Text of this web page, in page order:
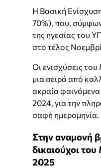
Η Βασική
70%), που,
της ηγεσίας του
στο τέλος
Οι ενισχύσεις
μια σειρά από
ακραία φαινόμενα
2024, για την
σαφή ημερομηνία.
Στην αναµονή
δικαιούχοι
2025